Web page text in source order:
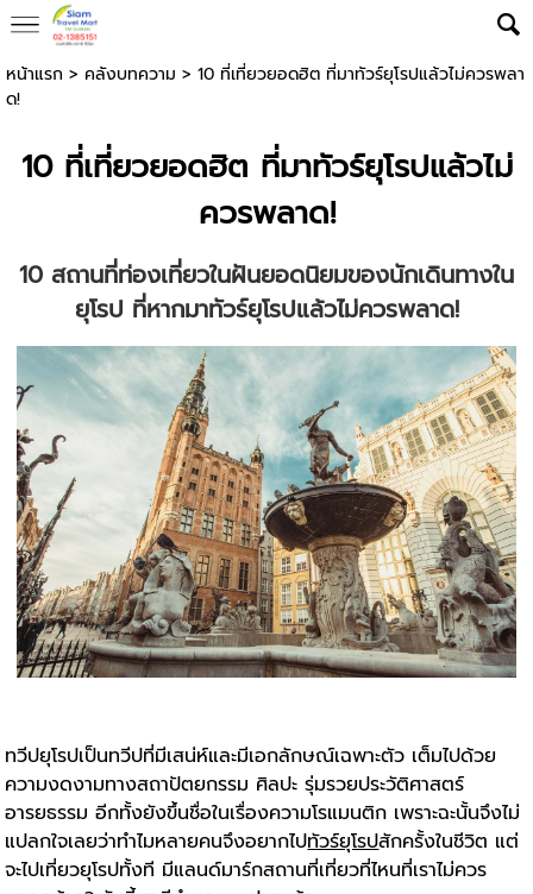
หน้าแรก > คลังบทความ > 10 ที่เที่ยวยอดฮิต ที่มาทัวร์ยุโรปแล้วไม่ควรพลา
ด!
10 ที่เที่ยวยอดฮิต ที่มาทัวร์ยุโรปแล้วไม่
ควรพลาด!
10 สถานที่ท่องเที่ยวในฝันยอดนิยมของนักเดินทางใน
ยุโรป ที่หากมาทัวร์ยุโรปแล้วไม่ควรพลาด!
ทวีปยุโรปเป็นทวีปที่มีเสน่ห์และมีเอกลักษณ์เฉพาะตัว เต็มไปด้วย
ความงดงามทางสถาปัตยกรรม ศิลปะ รุ่มรวยประวัติศาสตร์
อารยธรรม อีกทั้งยังขึ้นชื่อในเรื่องความโรแมนติก เพราะฉะนั้นจึงไม่
แปลกใจเลยว่าทำไมหลายคนจึงอยากไปทัวร์ยุโรปสักครั้งในชีวิต แต่
จะไปเที่ยวยุโรปทั้งที มีแลนด์มาร์กสถานที่เที่ยวที่ไหนที่เราไม่ควร